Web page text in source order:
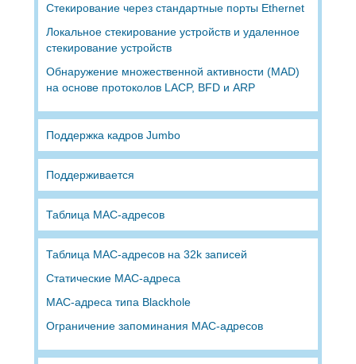
Стекирование через стандартные порты Ethernet
Локальное стекирование устройств и удаленное
стекирование устройств
Обнаружение множественной активности (MAD)
на основе протоколов LACP, BFD и ARP
Поддержка кадров Jumbo
Поддерживается
Таблица MAC-адресов
Таблица MAC-адресов на 32k записей
Статические MAC-адреса
MAC-адреса типа Blackhole
Ограничение запоминания MAC-адресов